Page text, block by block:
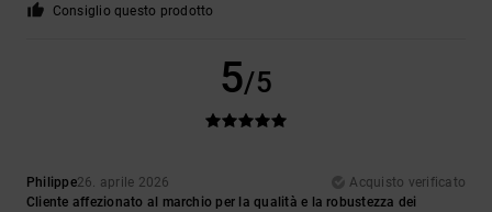
Consiglio questo prodotto
5/5
Philippe26. aprile 2026
Acquisto verificato
Cliente affezionato al marchio per la qualità e la robustezza dei